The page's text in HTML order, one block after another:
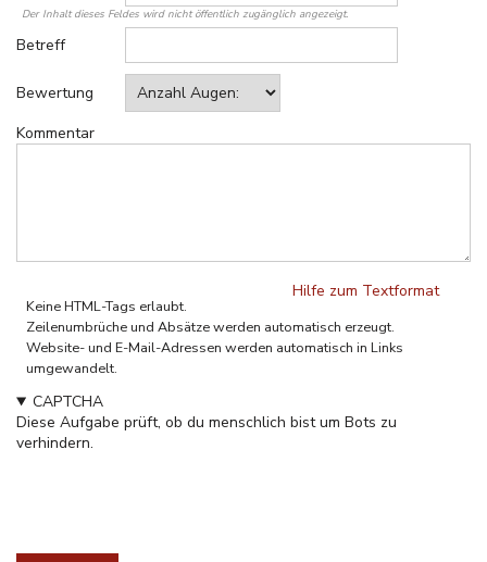
Der Inhalt dieses Feldes wird nicht öffentlich zugänglich angezeigt.
Betreff
Bewertung
Kommentar
Hilfe zum Textformat
Keine HTML-Tags erlaubt.
Zeilenumbrüche und Absätze werden automatisch erzeugt.
Website- und E-Mail-Adressen werden automatisch in Links
umgewandelt.
CAPTCHA
Diese Aufgabe prüft, ob du menschlich bist um Bots zu
verhindern.